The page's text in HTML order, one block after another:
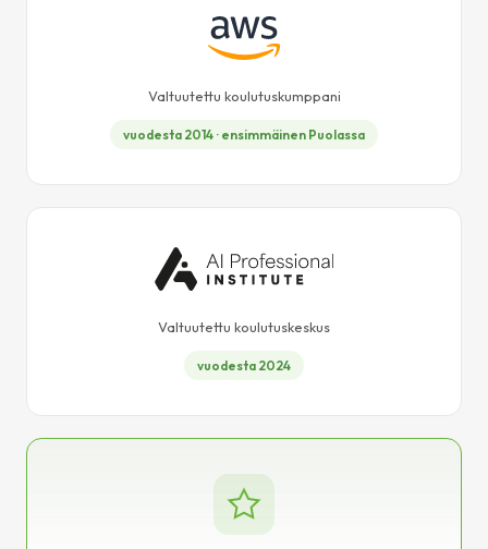
Valtuutettu koulutuskumppani
vuodesta 2014 · ensimmäinen Puolassa
Valtuutettu koulutuskeskus
vuodesta 2024